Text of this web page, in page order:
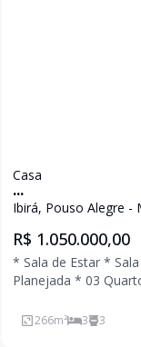
Casa
...
Ibirá, Pouso Alegre -
R$ 1.050.000,00
* Sala de Estar *
Planejada * 03
com Banheiro *
266m² 3 3